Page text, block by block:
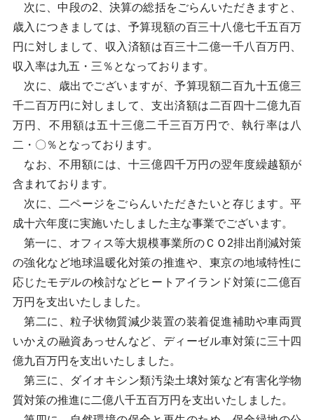
次に、中段の2、決算の総括をごらんいただきますと、
歳入につきましては、予算現額の百三十八億七千五百万
円に対しまして、収入済額は百三十二億一千八百万円、
収入率は九五・三％となっております。
次に、歳出でございますが、予算現額二百九十五億三
千二百万円に対しまして、支出済額は二百四十二億九百
万円、不用額は五十三億二千三百万円で、執行率は八
二・〇％となっております。
なお、不用額には、十三億四千万円の翌年度繰越額が
含まれております。
次に、二ページをごらんいただきたいと存じます。平
成十六年度に実施いたしました主な事業でございます。
第一に、オフィス等大規模事業所のＣＯ2排出削減対策
の強化など地球温暖化対策の推進や、東京の地域特性に
応じたモデルの検討などヒートアイランド対策に二億百
万円を支出いたしました。
第二に、粒子状物質減少装置の装着促進補助や車両買
いかえの融資あっせんなど、ディーゼル車対策に三十四
億九百万円を支出いたしました。
第三に、ダイオキシン類汚染土壌対策など有害化学物
質対策の推進に二億八千五百万円を支出いたしました。